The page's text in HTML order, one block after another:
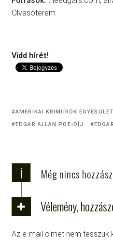
Olvasóterem
Vidd hírét!
AMERIKAI KRIMIÍRÓK
EDGAR ALLAN POE-DÍJ
i Még nincs
Vélemény,
Az e-mail címet nem tesszük